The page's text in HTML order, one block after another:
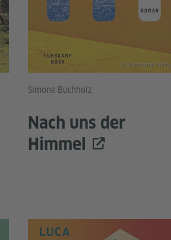
Simone Buchholz
Nach uns der
Himmel
© Suhrkamp Nova